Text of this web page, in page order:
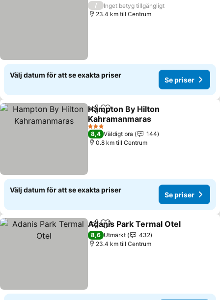
/
Inget betyg tillgängligt
23.4 km till Centrum
Välj datum för att se exakta priser
Se priser
Dela Lägg till i Mina Favoriter
Hampton By Hilton
Kahramanmaras
3 Stjärnor
8,4 Väldigt bra
144
0.8 km till Centrum
Välj datum för att se exakta priser
Se priser
Dela Lägg till i Mina Favoriter
Adanis Park Termal Otel
8,6 Utmärkt
432
23.4 km till Centrum